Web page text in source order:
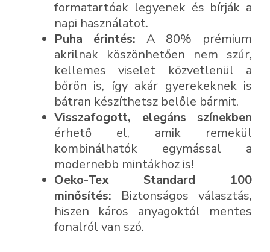
formatartóak legyenek és bírják a
napi használatot.
Puha érintés: A 80% prémium
akrilnak köszönhetően nem szúr,
kellemes viselet közvetlenül a
bőrön is, így akár gyerekeknek is
bátran készíthetsz belőle bármit.
Visszafogott, elegáns színekben
érhető el, amik remekül
kombinálhatók egymással a
modernebb mintákhoz is!
Oeko-Tex Standard 100
minősítés: Biztonságos választás,
hiszen káros anyagoktól mentes
fonalról van szó.